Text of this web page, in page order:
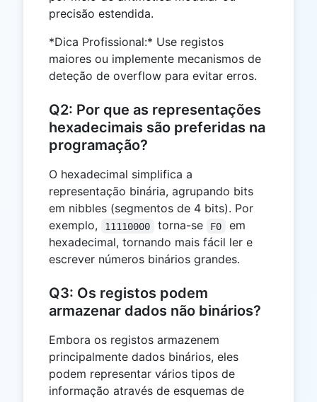
precisão estendida.
*Dica Profissional:* Use registos
maiores ou implemente mecanismos de
deteção de overflow para evitar erros.
Q2: Por que as representações
hexadecimais são preferidas na
programação?
O hexadecimal simplifica a
representação binária, agrupando bits
em nibbles (segmentos de 4 bits). Por
exemplo,
11110000 torna-se F0
em
hexadecimal, tornando mais fácil ler e
escrever números binários grandes.
Q3: Os registos podem
armazenar dados não binários?
Embora os registos armazenem
principalmente dados binários, eles
podem representar vários tipos de
informação através de esquemas de